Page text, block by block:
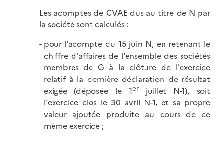
Les acomptes de CVAE dus au titre de N par
la société sont calculés :
pour l'acompte du 15 juin N, en retenant le
chiffre d'affaires de l'ensemble des sociétés
membres de G à la clôture de l'exercice
relatif à la dernière déclaration de résultat
exigée (déposée le 1erjuillet N-1), soit
l'exercice clos le 30 avril N-1, et sa propre
valeur ajoutée produite au cours de ce
même exercice ;